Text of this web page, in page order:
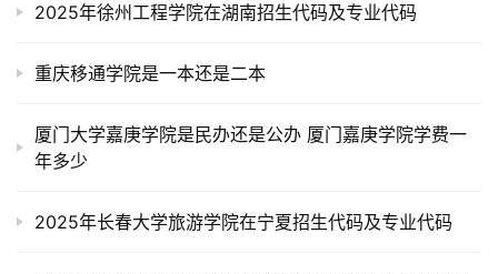
2025年徐州工程学院在湖南招生代码及专业代码
重庆移通学院是一本还是二本
厦门大学嘉庚学院是民办还是公办 厦门嘉庚学院学费一
年多少
2025年长春大学旅游学院在宁夏招生代码及专业代码